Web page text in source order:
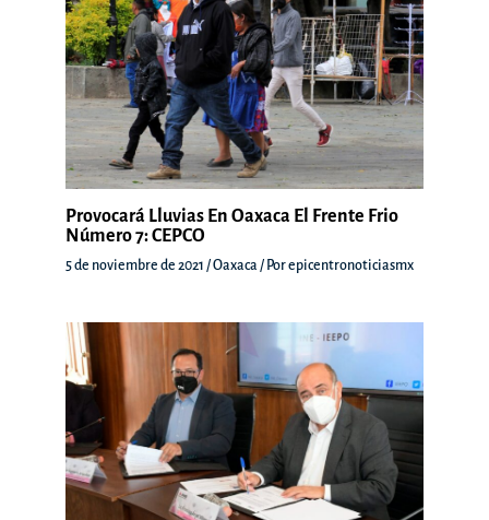
Provocará Lluvias En Oaxaca El Frente Frio
Número 7: CEPCO
5 de noviembre de 2021 /Oaxaca / Porepicentronoticiasmx